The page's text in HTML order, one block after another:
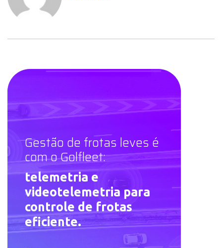
Gestão de frotas leves é
com o Golfleet:
telemetria e
videotelemetria para
controle de frotas
eficiente.